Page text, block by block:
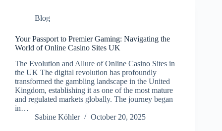
Blog
Your Passport to Premier Gaming: Navigating the
World of Online Casino Sites UK
The Evolution and Allure of Online Casino Sites in
the UK The digital revolution has profoundly
transformed the gambling landscape in the United
Kingdom, establishing it as one of the most mature
and regulated markets globally. The journey began
in…
Sabine Köhler
October 20, 2025